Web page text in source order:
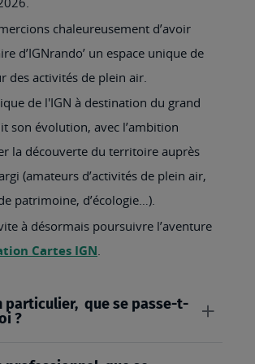
chaleureusement d’avoir
d’IGNrando’ un espace unique de
des activités de plein air.
de l'IGN à destination du grand
son évolution, avec l’ambition
la découverte du territoire auprès
(amateurs d’activités de plein air,
patrimoine, d’écologie…).
à désormais poursuivre l’aventure
Cartes IGN
particulier, que se passe-t-
?